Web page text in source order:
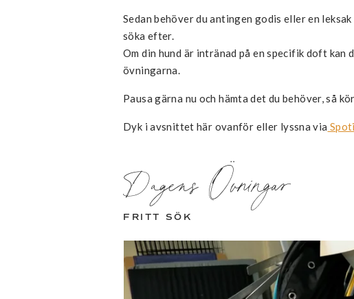
Sedan behöver du antingen godis eller en
söka efter.
Om din hund är intränad på en specifik doft kan
övningarna.
Pausa gärna nu och hämta det du behöver, så
Dyk i avsnittet här ovanför eller lyssna via
Dagens Övningar
FRITT SÖK